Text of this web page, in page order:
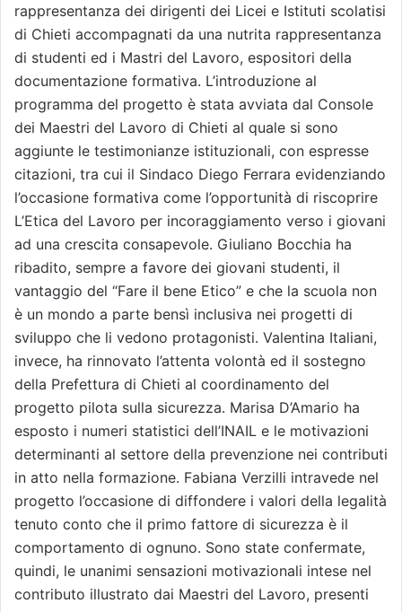
rappresentanza dei dirigenti dei Licei e Istituti scolatisi
di Chieti accompagnati da una nutrita rappresentanza
di studenti ed i Mastri del Lavoro, espositori della
documentazione formativa. L’introduzione al
programma del progetto è stata avviata dal Console
dei Maestri del Lavoro di Chieti al quale si sono
aggiunte le testimonianze istituzionali, con espresse
citazioni, tra cui il Sindaco Diego Ferrara evidenziando
l’occasione formativa come l’opportunità di riscoprire
L’Etica del Lavoro per incoraggiamento verso i giovani
ad una crescita consapevole. Giuliano Bocchia ha
ribadito, sempre a favore dei giovani studenti, il
vantaggio del “Fare il bene Etico” e che la scuola non
è un mondo a parte bensì inclusiva nei progetti di
sviluppo che li vedono protagonisti. Valentina Italiani,
invece, ha rinnovato l’attenta volontà ed il sostegno
della Prefettura di Chieti al coordinamento del
progetto pilota sulla sicurezza. Marisa D’Amario ha
esposto i numeri statistici dell’INAIL e le motivazioni
determinanti al settore della prevenzione nei contributi
in atto nella formazione. Fabiana Verzilli intravede nel
progetto l’occasione di diffondere i valori della legalità
tenuto conto che il primo fattore di sicurezza è il
comportamento di ognuno. Sono state confermate,
quindi, le unanimi sensazioni motivazionali intese nel
contributo illustrato dai Maestri del Lavoro, presenti